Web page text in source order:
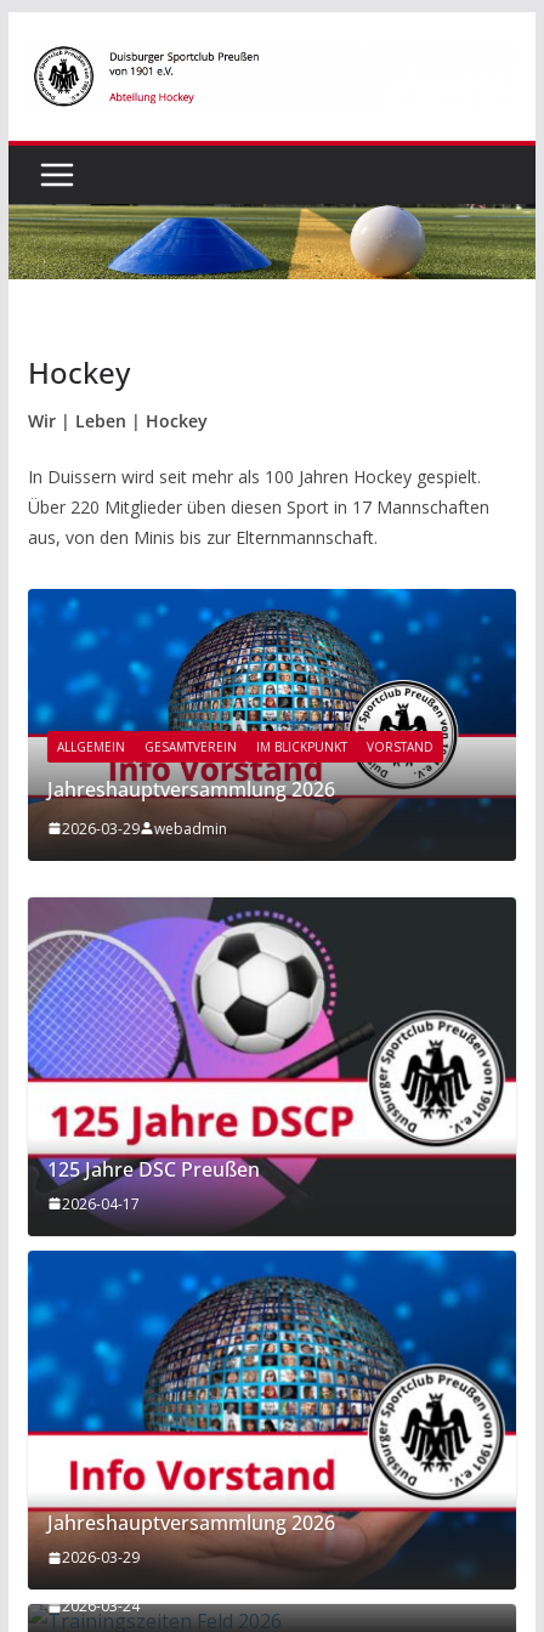
Inhalt
springen
Hockey
Wir | Leben | Hockey
In Duissern wird seit mehr als 100 Jahren Hockey gespielt.
Über 220 Mitglieder üben diesen Sport in 17 Mannschaften
aus, von den Minis bis zur Elternmannschaft.
ALLGEMEIN GESAMTVEREIN IM BLICKPUNKT VORSTAND
Jahreshauptversammlung 2026
2026-03-29 webadmin
125 Jahre DSC Preußen
2026-04-17
Jahreshauptversammlung 2026
2026-03-29
Trainingszeiten Feld 2026
2026-03-24